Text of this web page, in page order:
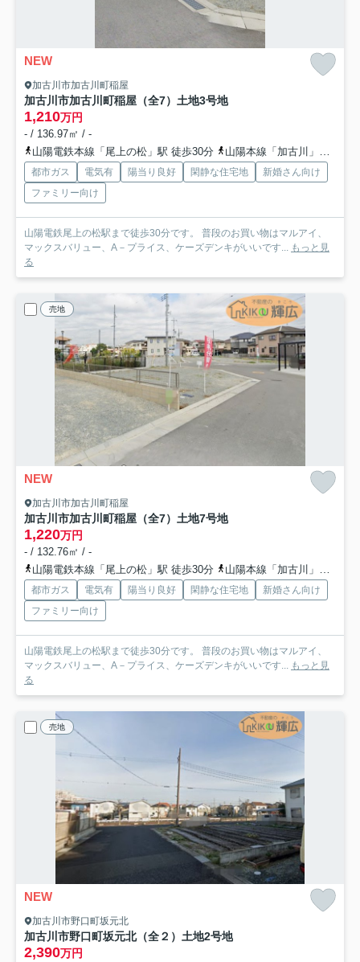
NEW
加古川市加古川町稲屋
加古川市加古川町稲屋（全7）土地3号地
1,210万円
- / 136.97㎡ / -
山陽電鉄本線「尾上の松」駅 徒歩30分
山陽本線「加古川」駅 徒歩38分
都市ガス 電気有 陽当り良好 閑静な住宅地
新婚さん向け
ファミリー向け
山陽電鉄尾上の松駅まで徒歩30分です。 普段のお買い物はマルアイ、
マックスバリュー、A－プライス、ケーズデンキがいいです... もっと見
る
売地
NEW
加古川市加古川町稲屋
加古川市加古川町稲屋（全7）土地7号地
1,220万円
- / 132.76㎡ / -
山陽電鉄本線「尾上の松」駅 徒歩30分
山陽本線「加古川」駅 徒歩38分
都市ガス 電気有 陽当り良好 閑静な住宅地
新婚さん向け
ファミリー向け
山陽電鉄尾上の松駅まで徒歩30分です。 普段のお買い物はマルアイ、
マックスバリュー、A－プライス、ケーズデンキがいいです... もっと見
る
売地
NEW
加古川市野口町坂元北
加古川市野口町坂元北（全２）土地2号地
2,390万円